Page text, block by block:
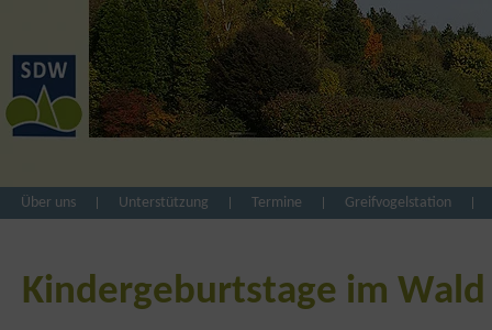
Über uns Unterstützung Termine Greifvogelstation
Kindergeburtstage im Wald